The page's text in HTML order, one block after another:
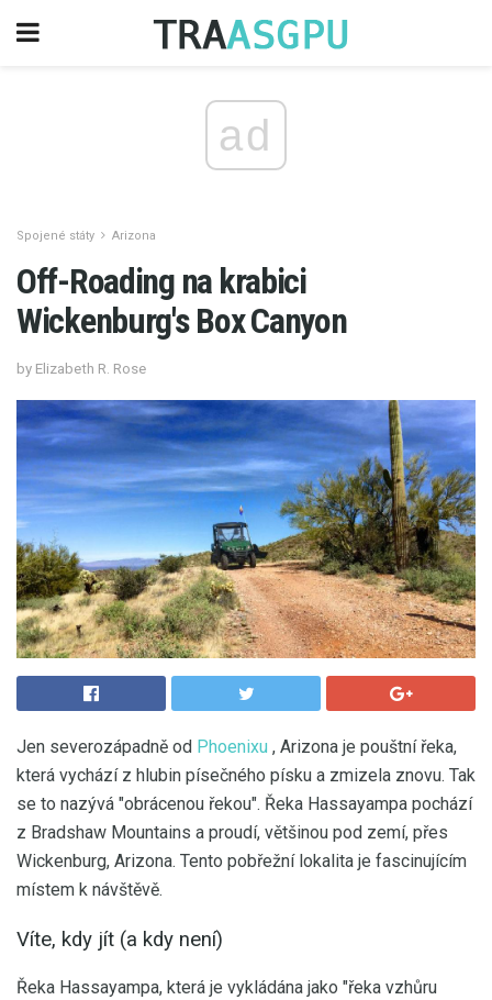
ad
Spojené státy Arizona
Off-Roading na krabici
Wickenburg's Box Canyon
by Elizabeth R. Rose
Jen severozápadně od Phoenixu , Arizona je pouštní řeka,
která vychází z hlubin písečného písku a zmizela znovu. Tak
se to nazývá "obrácenou řekou". Řeka Hassayampa pochází
z Bradshaw Mountains a proudí, většinou pod zemí, přes
Wickenburg, Arizona. Tento pobřežní lokalita je fascinujícím
místem k návštěvě.
Víte, kdy jít (a kdy není)
Řeka Hassayampa, která je vykládána jako "řeka vzhůru